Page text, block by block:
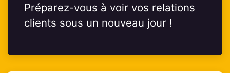
Préparez-vous à voir vos relations
clients sous un nouveau jour !